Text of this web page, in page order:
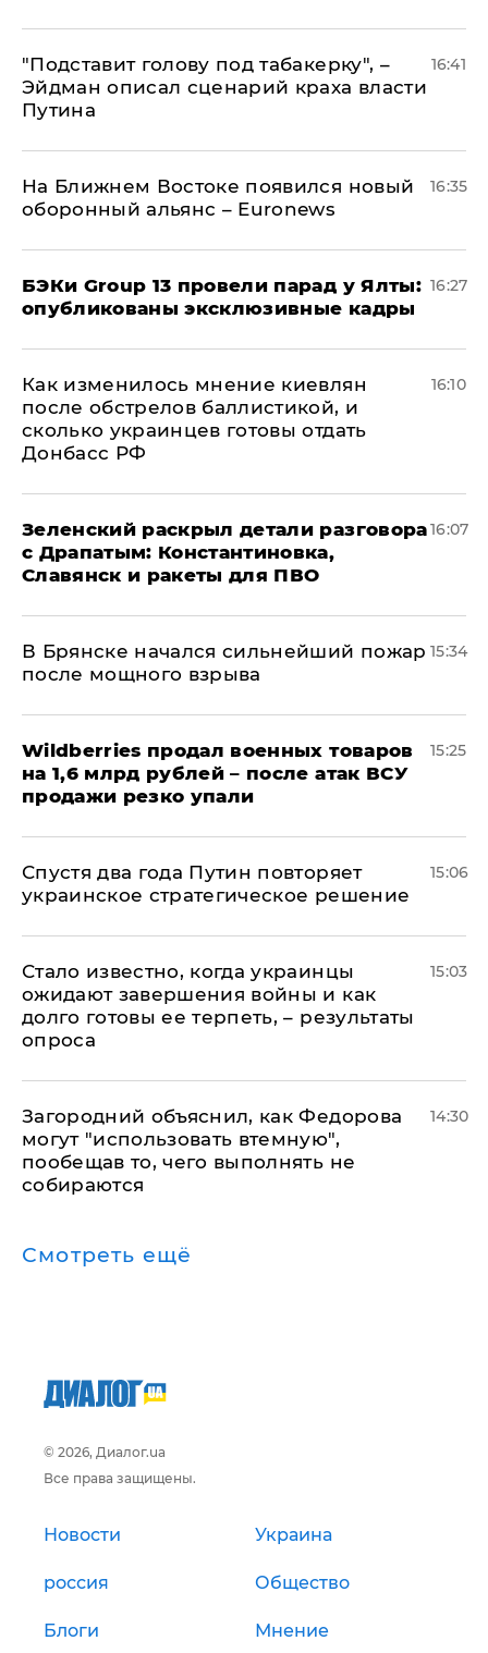
​"Подставит голову под табакерку", –
Эйдман описал сценарий краха власти
Путина
16:41
На Ближнем Востоке появился новый
оборонный альянс – Euronews
16:35
​БЭКи Group 13 провели парад у Ялты:
опубликованы эксклюзивные кадры
16:27
Как изменилось мнение киевлян
после обстрелов баллистикой, и
сколько украинцев готовы отдать
Донбасс РФ
16:10
​Зеленский раскрыл детали разговора
с Драпатым: Константиновка,
Славянск и ракеты для ПВО
16:07
В Брянске начался сильнейший пожар
после мощного взрыва
15:34
​Wildberries продал военных товаров
на 1,6 млрд рублей – после атак ВСУ
продажи резко упали
15:25
Спустя два года Путин повторяет
украинское стратегическое решение
15:06
Стало известно, когда украинцы
ожидают завершения войны и как
долго готовы ее терпеть, – результаты
опроса
15:03
Загородний объяснил, как Федорова
могут "использовать втемную",
пообещав то, чего выполнять не
собираются
14:30
Смотреть ещё
© 2026, Диалог.ua
Все права защищены.
Новости Украина
россия Общество
Блоги Мнение